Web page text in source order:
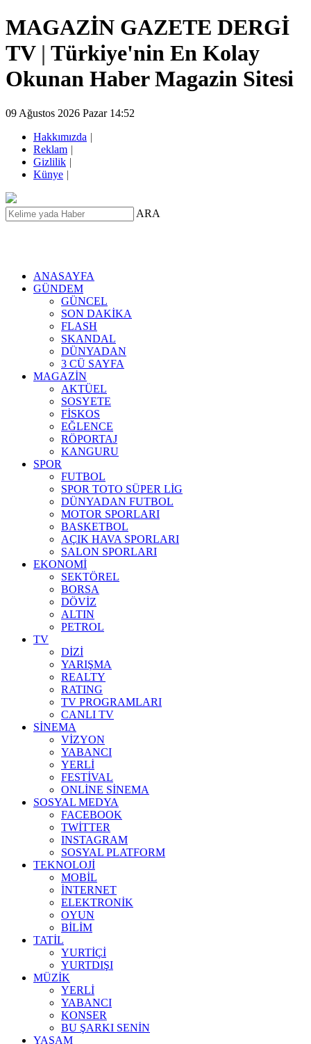
MAGAZİN GAZETE DERGİ
TV | Türkiye'nin En Kolay
Okunan Haber Magazin Sitesi
09 Ağustos 2026 Pazar 14:52
Hakkımızda |
Reklam |
Gizlilik |
Künye |
ARA
ANASAYFA
GÜNDEM
GÜNCEL
SON DAKİKA
FLASH
SKANDAL
DÜNYADAN
3 CÜ SAYFA
MAGAZİN
AKTÜEL
SOSYETE
FİSKOS
EĞLENCE
RÖPORTAJ
KANGURU
SPOR
FUTBOL
SPOR TOTO SÜPER LİG
DÜNYADAN FUTBOL
MOTOR SPORLARI
BASKETBOL
AÇIK HAVA SPORLARI
SALON SPORLARI
EKONOMİ
SEKTÖREL
BORSA
DÖVİZ
ALTIN
PETROL
TV
DİZİ
YARIŞMA
REALTY
RATING
TV PROGRAMLARI
CANLI TV
SİNEMA
VİZYON
YABANCI
YERLİ
FESTİVAL
ONLİNE SİNEMA
SOSYAL MEDYA
FACEBOOK
TWİTTER
INSTAGRAM
SOSYAL PLATFORM
TEKNOLOJİ
MOBİL
İNTERNET
ELEKTRONİK
OYUN
BİLİM
TATİL
YURTİÇİ
YURTDIŞI
MÜZİK
YERLİ
YABANCI
KONSER
BU ŞARKI SENİN
YAŞAM